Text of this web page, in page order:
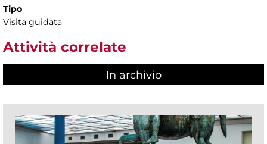
Tipo
Visita guidata
Attività correlate
In archivio